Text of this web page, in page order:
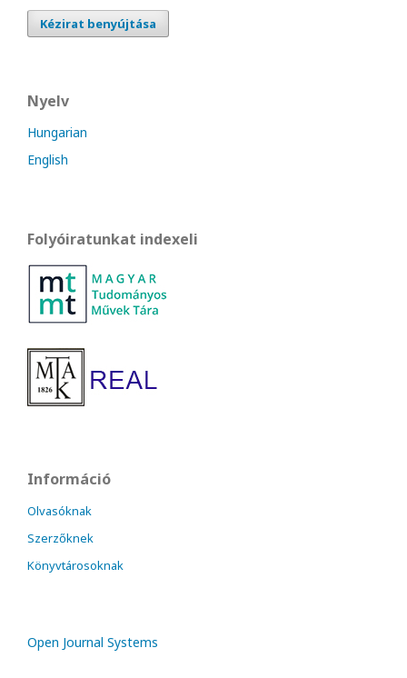
Kézirat benyújtása
Nyelv
Hungarian
English
Folyóiratunkat indexeli
Információ
Olvasóknak
Szerzőknek
Könyvtárosoknak
Open Journal Systems